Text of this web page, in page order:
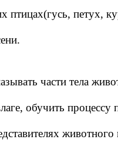
птицах(гусь, петух,
части тела
обучить процессу
животного